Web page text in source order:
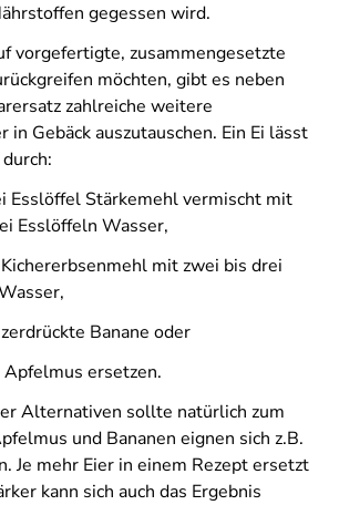
gegessen wird.
vorgefertigte, zusammengesetzte
möchten, gibt es neben
zahlreiche weitere
in Gebäck auszutauschen. Ein Ei lässt
Esslöffel Stärkemehl vermischt mit
Esslöffeln Wasser,
mit zwei bis drei
Banane oder
ersetzen.
Alternativen sollte natürlich zum
und Bananen eignen sich z.B.
Je mehr Eier in einem Rezept ersetzt
kann sich auch das Ergebnis